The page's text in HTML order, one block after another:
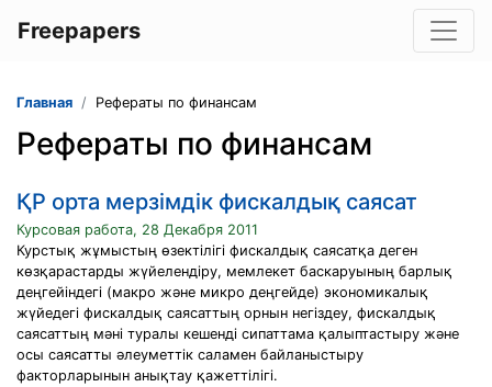
Freepapers
Главная Рефераты по финансам
Рефераты по финансам
ҚР орта мерзiмдiк фискалдық саясат
Курсовая работа, 28 Декабря 2011
Курстық жұмыстың өзектілігі фискалдық саясатқа деген
көзқарастарды жүйелендіру, мемлекет баскаруының барлық
деңгейіндегі (макро және микро деңгейде) экономикалық
жүйедегі фискалдық саясаттың орнын негіздеу, фискалдық
саясаттың мәні туралы кешенді сипаттама қалыптастыру және
осы саясатты әлеуметтік саламен байланыстыру
факторларынын анықтау қажеттілігі.